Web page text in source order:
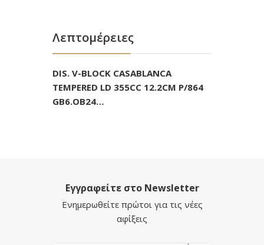
Λεπτομέρειες
DIS. V-BLOCK CASABLANCA
TEMPERED LD 355CC 12.2CM P/864
GB6.OB24…
Εγγραφείτε στο Newsletter
Ενημερωθείτε πρώτοι για τις νέες
αφίξεις